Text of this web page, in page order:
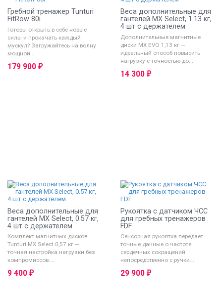
Гребной тренажер Tunturi
FitRow 80i
Готовы открыть в себе новые
силы и прокачать каждый
мускул? Загружайтесь на волну
мощной...
179 900 ₽
Веса дополнительные для
гантелей MX Select, 1.13 кг,
4 шт с держателем
Дополнительные магнитные
диски MX EVO 1,13 кг —
идеальный способ повысить
нагрузку с точностью до...
14 300 ₽
Веса дополнительные для
гантелей MX Select, 0.57 кг,
4 шт с держателем
Комплект магнитных дисков
Tunturi MX Select 0,57 кг —
точная настройка нагрузки без
компромиссов....
9 400 ₽
Рукоятка с датчиком ЧСС
для гребных тренажеров
FDF
Сенсорная рукоятка передает
точные данные о частоте
сердечных сокращений
непосредственно с ручки...
29 900 ₽